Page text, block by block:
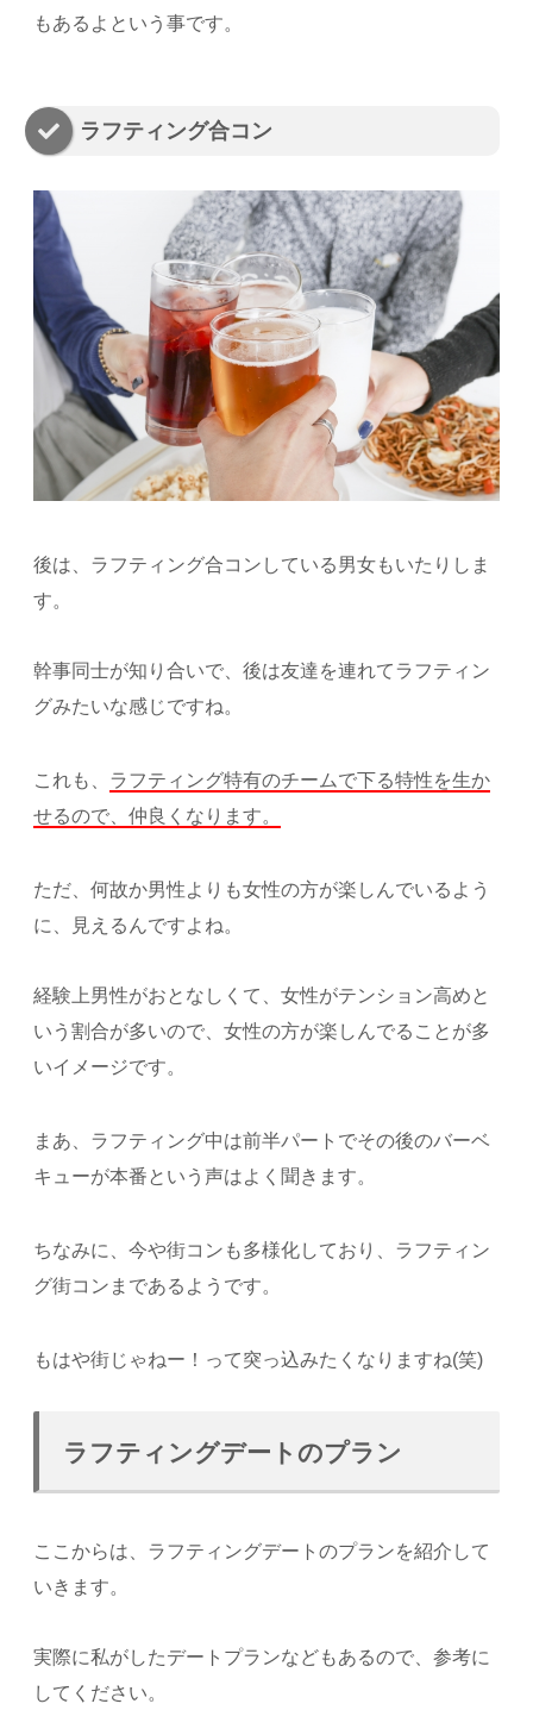
もあるよという事です。
ラフティング合コン
後は、ラフティング合コンしている男女もいたりしま
す。
幹事同士が知り合いで、後は友達を連れてラフティン
グみたいな感じですね。
これも、 ラフティング特有のチームで下る特性を生か
せるので、仲良くなります。
ただ、何故か男性よりも女性の方が楽しんでいるよう
に、見えるんですよね。
経験上男性がおとなしくて、女性がテンション高めと
いう割合が多いので、女性の方が楽しんでることが多
いイメージです。
まあ、ラフティング中は前半パートでその後のバーベ
キューが本番という声はよく聞きます。
ちなみに、今や街コンも多様化しており、ラフティン
グ街コンまであるようです。
もはや街じゃねー！って突っ込みたくなりますね(笑)
ラフティングデートのプラン
ここからは、ラフティングデートのプランを紹介して
いきます。
実際に私がしたデートプランなどもあるので、参考に
してください。